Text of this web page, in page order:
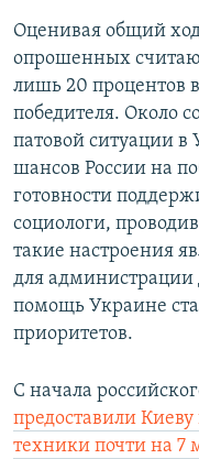
Оценивая общий
опрошенных
лишь 20 процентов
победителя. Около
патовой ситуации
шансов России на
готовности
социологи,
такие настроения
для администрации
помощь Украине
приоритетов.
C начала
предоставили
техники почти на 7